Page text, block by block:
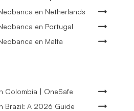
en Netherlands
en Portugal
en Malta
Colombia | OneSafe
Brazil: A 2026 Guide